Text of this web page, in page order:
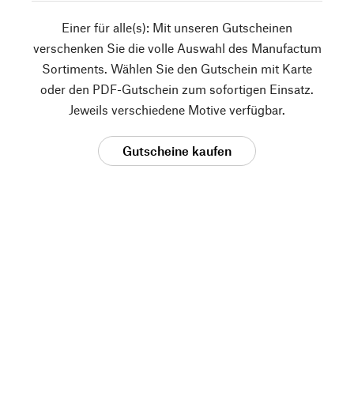
Einer für alle(s): Mit unseren Gutscheinen
verschenken Sie die volle Auswahl des Manufactum
Sortiments. Wählen Sie den Gutschein mit Karte
oder den PDF-Gutschein zum sofortigen Einsatz.
Jeweils verschiedene Motive verfügbar.
Gutscheine kaufen